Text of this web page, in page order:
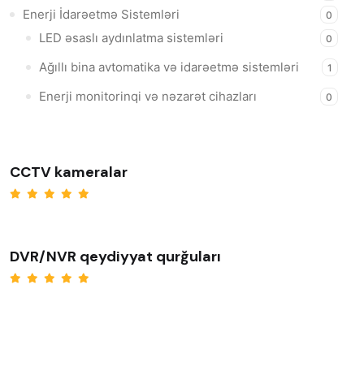
Enerji İdarəetmə Sistemləri 0
LED əsaslı aydınlatma sistemləri 0
Ağıllı bina avtomatika və idarəetmə sistemləri 1
Enerji monitorinqi və nəzarət cihazları 0
CCTV kameralar
DVR/NVR qeydiyyat qurğuları